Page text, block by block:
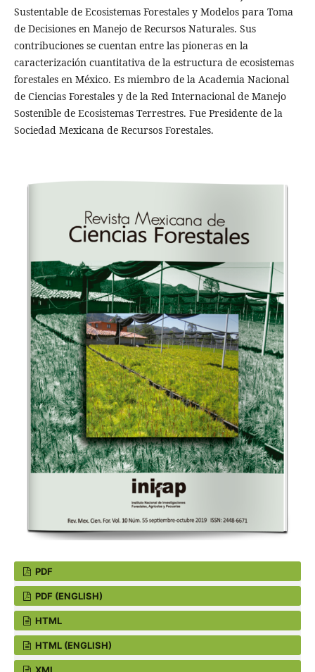
Sustentable de Ecosistemas Forestales y Modelos para Toma
de Decisiones en Manejo de Recursos Naturales. Sus
contribuciones se cuentan entre las pioneras en la
caracterización cuantitativa de la estructura de ecosistemas
forestales en México. Es miembro de la Academia Nacional
de Ciencias Forestales y de la Red Internacional de Manejo
Sostenible de Ecosistemas Terrestres. Fue Presidente de la
Sociedad Mexicana de Recursos Forestales.
PDF
PDF (ENGLISH)
HTML
HTML (ENGLISH)